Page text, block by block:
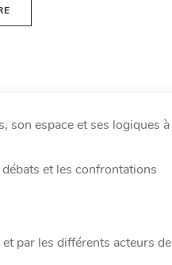
son espace et ses logiques à
et les confrontations
par les différents acteurs de